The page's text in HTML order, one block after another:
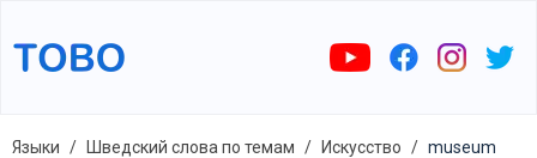
Языки Шведский слова по темам Искусство museum